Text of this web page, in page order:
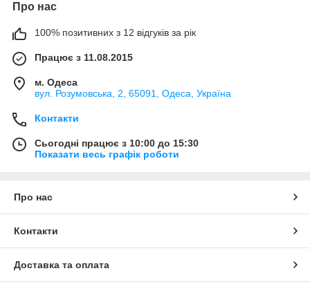
Про нас
100% позитивних з 12 відгуків за рік
Працює з 11.08.2015
м. Одеса
вул. Розумовська, 2, 65091, Одеса, Україна
Контакти
Сьогодні працює з 10:00 до 15:30
Показати весь графік роботи
Про нас
Контакти
Доставка та оплата